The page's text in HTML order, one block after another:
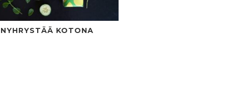
KOTONA